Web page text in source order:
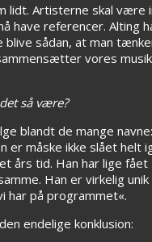
lidt. Artisterne skal være
have referencer. Alting
sådan, at man
vores
så være?
blandt de mange
måske ikke slået helt
tid. Han har lige fået
Han er virkelig
har på programmet«.
endelige konklusion: